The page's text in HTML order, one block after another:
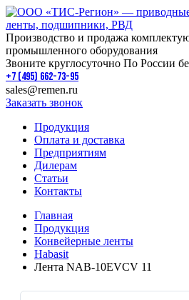
Производство и продажа
промышленного оборудования
Звоните круглосуточно По России
+7 (495) 662-73-95
sales@remen.ru
Заказать звонок
Продукция
Оплата и доставка
Предприятиям
Дилерам
Статьи
Контакты
Главная
Продукция
Конвейерные ленты
Habasit
Лента NAB-10EVCV 11